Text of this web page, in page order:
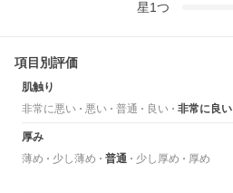
星1つ
項目別評価
肌触り
非常に悪い
悪い 普通 良い 非常に良い
厚み
薄め
少し薄め 普通 少し厚め 厚め